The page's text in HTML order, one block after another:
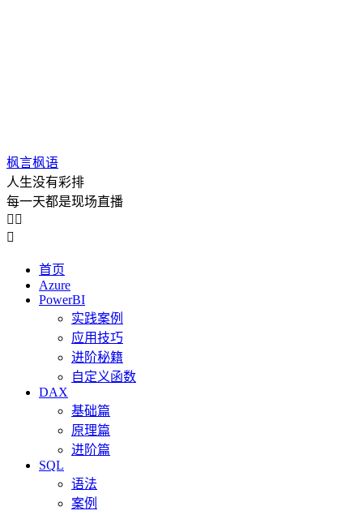
枫言枫语
人生没有彩排
每一天都是现场直播
 

首页
Azure
PowerBI
实践案例
应用技巧
进阶秘籍
自定义函数
DAX
基础篇
原理篇
进阶篇
SQL
语法
案例